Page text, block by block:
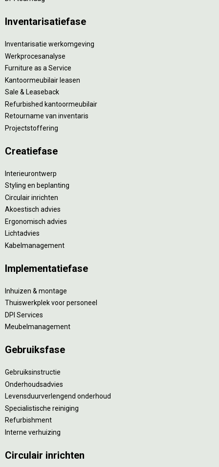
Inventarisatiefase
Inventarisatie werkomgeving
Werkprocesanalyse
Furniture as a Service
Kantoormeubilair leasen
Sale & Leaseback
Refurbished kantoormeubilair
Retourname van inventaris
Projectstoffering
Creatiefase
Interieurontwerp
Styling en beplanting
Circulair inrichten
Akoestisch advies
Ergonomisch advies
Lichtadvies
Kabelmanagement
Implementatiefase
Inhuizen & montage
Thuiswerkplek voor personeel
DPI Services
Meubelmanagement
Gebruiksfase
Gebruiksinstructie
Onderhoudsadvies
Levensduurverlengend onderhoud
Specialistische reiniging
Refurbishment
Interne verhuizing
Circulair inrichten